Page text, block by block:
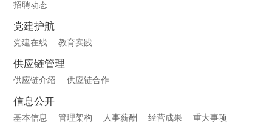
招聘动态
党建护航
党建在线 教育实践
供应链管理
供应链介绍 供应链合作
信息公开
基本信息 管理架构 人事薪酬 经营成果 重大事项